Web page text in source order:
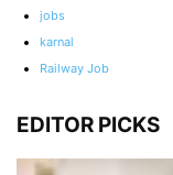
jobs
karnal
Railway Job
EDITOR PICKS